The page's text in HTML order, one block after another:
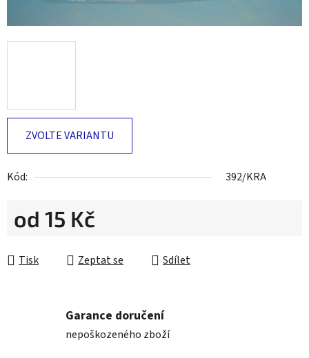
ZVOLTE VARIANTU
Kód: 392/KRA
od 15 Kč
Tisk
Zeptat se Sdílet
Garance doručení
nepoškozeného zboží